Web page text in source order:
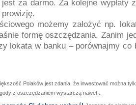
za darmo. Za kolejne wypłaty
prowizję.
możemy założyć np.
formę oszczędzania. Zanim
lokata w banku – porównajmy co
Polaków jest zdania, że inwestować można
z oszczędzaniem wystarczą nawet...